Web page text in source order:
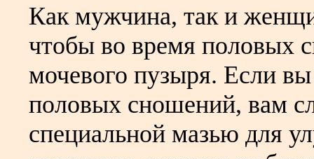
Как мужчина, так и
чтобы во время половых
мочевого пузыря. Если вы
половых сношений, вам
специальной мазью для